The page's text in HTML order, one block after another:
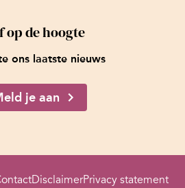
op de hoogte
ons laatste nieuws
je aan
DisclaimerPrivacy statement